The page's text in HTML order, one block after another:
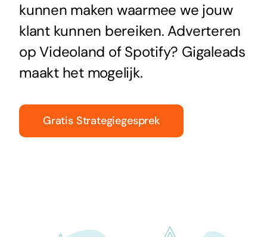
kunnen maken waarmee we jouw
klant kunnen bereiken. Adverteren
op Videoland of Spotify? Gigaleads
maakt het mogelijk.
Gratis Strategiegesprek